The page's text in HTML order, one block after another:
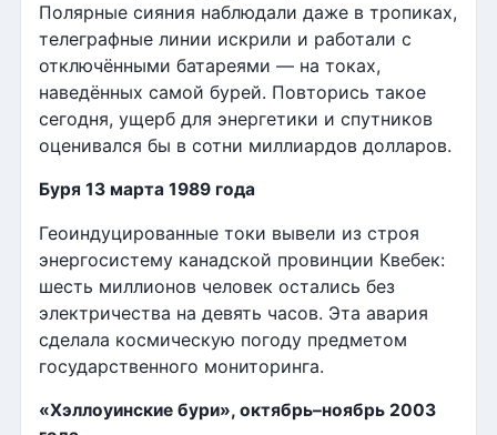
Полярные сияния наблюдали даже в тропиках,
телеграфные линии искрили и работали с
отключёнными батареями — на токах,
наведённых самой бурей. Повторись такое
сегодня, ущерб для энергетики и спутников
оценивался бы в сотни миллиардов долларов.
Буря 13 марта 1989 года
Геоиндуцированные токи вывели из строя
энергосистему канадской провинции Квебек:
шесть миллионов человек остались без
электричества на девять часов. Эта авария
сделала космическую погоду предметом
государственного мониторинга.
«Хэллоуинские бури», октябрь–ноябрь 2003